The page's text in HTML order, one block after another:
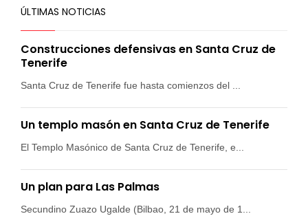
ÚLTIMAS NOTICIAS
Construcciones defensivas en Santa Cruz de
Tenerife
Santa Cruz de Tenerife fue hasta comienzos del ...
Un templo masón en Santa Cruz de Tenerife
El Templo Masónico de Santa Cruz de Tenerife, e...
Un plan para Las Palmas
Secundino Zuazo Ugalde (Bilbao, 21 de mayo de 1...